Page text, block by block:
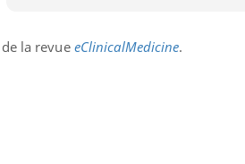
la revueeClinicalMedicine.
basque